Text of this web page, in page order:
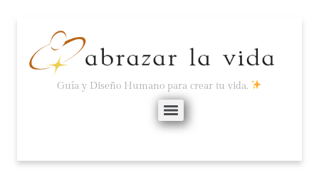
Guía y Diseño Humano para crear tu vida.